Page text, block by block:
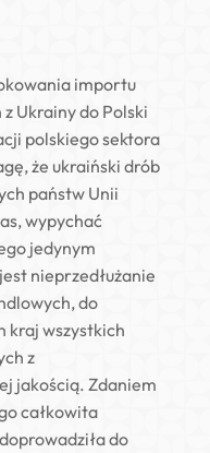
importu
Ukrainy do Polski
polskiego sektora
że ukraiński drób
państw Unii
wypychać
jedynym
nieprzedłużanie
do
kraj wszystkich
z
jakością. Zdaniem
całkowita
do